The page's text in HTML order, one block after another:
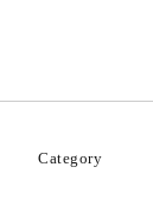
Category